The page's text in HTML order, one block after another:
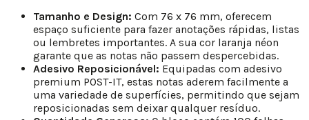
Tamanho e Design: Com 76 x 76 mm, oferecem
espaço suficiente para fazer anotações rápidas, listas
ou lembretes importantes. A sua cor laranja néon
garante que as notas não passem despercebidas.
Adesivo Reposicionável: Equipadas com adesivo
premium POST-IT, estas notas aderem facilmente a
uma variedade de superfícies, permitindo que sejam
reposicionadas sem deixar qualquer resíduo.